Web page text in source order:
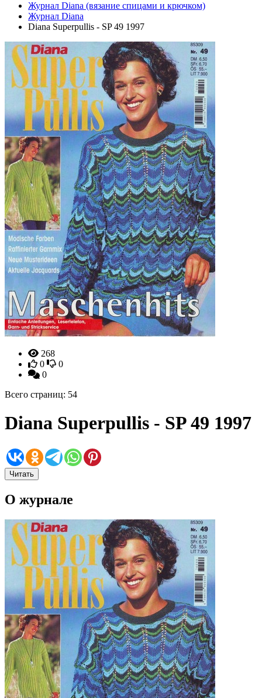
Журнал Diana (вязание спицами и крючком)
Журнал Diana
Diana Superpullis - SP 49 1997
268
0
0
0
Всего страниц: 54
Diana Superpullis - SP 49 1997
Читать
О журнале